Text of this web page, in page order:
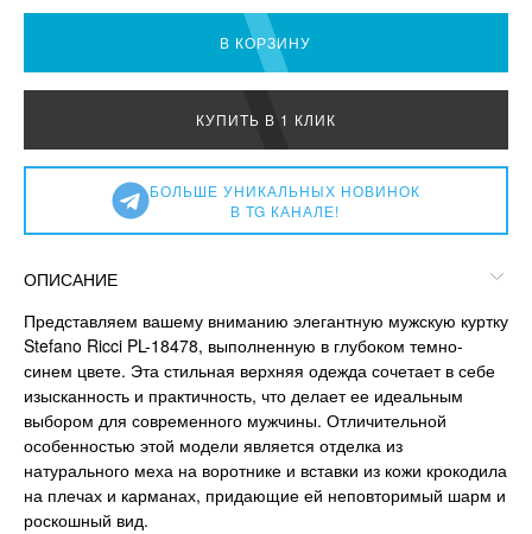
В КОРЗИНУ
КУПИТЬ В 1 КЛИК
БОЛЬШЕ УНИКАЛЬНЫХ НОВИНОК
В TG КАНАЛЕ!
ОПИСАНИЕ
Представляем вашему вниманию элегантную мужскую куртку
Stefano Ricci PL-18478, выполненную в глубоком темно-
синем цвете. Эта стильная верхняя одежда сочетает в себе
изысканность и практичность, что делает ее идеальным
выбором для современного мужчины. Отличительной
особенностью этой модели является отделка из
натурального меха на воротнике и вставки из кожи крокодила
на плечах и карманах, придающие ей неповторимый шарм и
роскошный вид.